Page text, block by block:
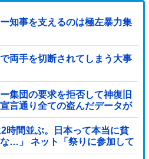
知事を支えるのは極左暴力集
両手を切断されてしまう大事
集団の要求を拒否して神復旧
言通り全ての盗んだデータが
時間並ぶ。日本って本当に貧
…」 ネット「祭りに参加して
言われなあかんの...